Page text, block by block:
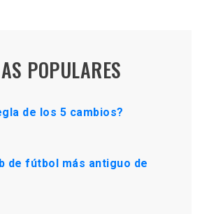
POPULARES
de los 5 cambios?
de fútbol más antiguo de